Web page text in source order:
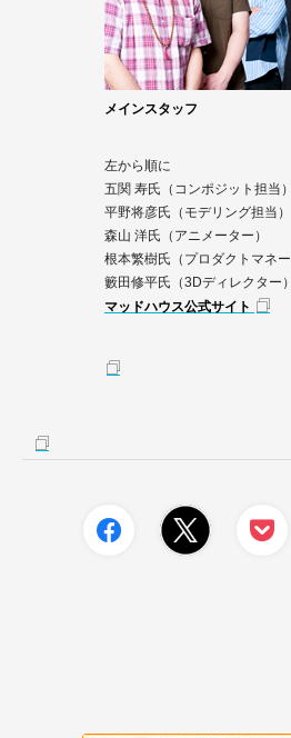
メインスタッフ
左から順に
五関 寿氏（コンポジット担当）
平野将彦氏（モデリング担当）
森山 洋氏（アニメーター）
根本繁樹氏（プロダクトマネー
籔田修平氏（3Dディレクター）
マッドハウス公式サイト